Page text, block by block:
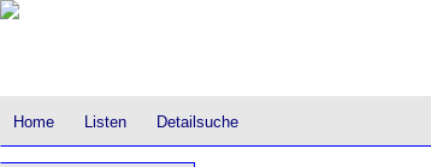
Home Listen Detailsuche